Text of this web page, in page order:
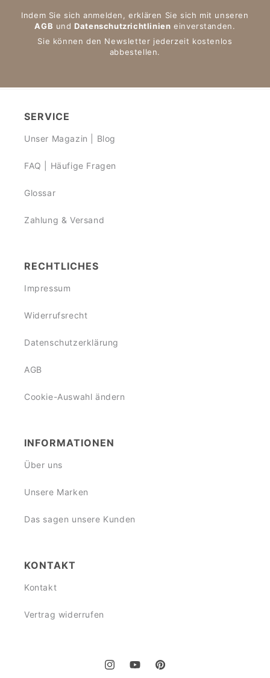
Indem Sie sich anmelden, erklären Sie sich mit unseren
AGB undDatenschutzrichtlinien einverstanden.
Sie können den Newsletter jederzeit kostenlos
abbestellen.
SERVICE
Unser Magazin | Blog
FAQ | Häufige Fragen
Glossar
Zahlung & Versand
RECHTLICHES
Impressum
Widerrufsrecht
Datenschutzerklärung
AGB
Cookie-Auswahl ändern
INFORMATIONEN
Über uns
Unsere Marken
Das sagen unsere Kunden
KONTAKT
Kontakt
Vertrag widerrufen
InstagramYouTubePinterest